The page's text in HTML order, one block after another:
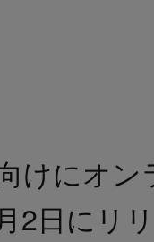
けにオ
2日にリ